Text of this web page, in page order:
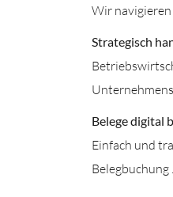
Wir navigieren
Strategisch
Belege digital
Einfach und
Belegbuchung